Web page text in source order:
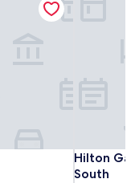
Hilton
South
Hilton